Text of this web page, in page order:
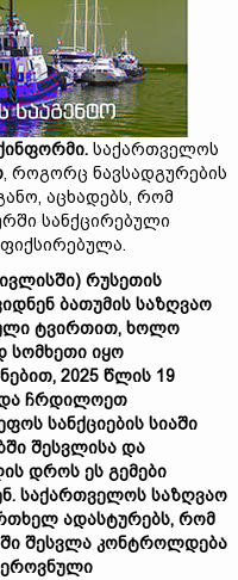
. საქართველოს
, როგორც ნავსადგურების
აცხადებს, რომ
სანქცირებული
ივლისში) რუსეთის
ბათუმის საზღვაო
ტვირთით, ხოლო
სომხეთი იყო
, 2025 წლის 19
ჩრდილოეთ
სანქციების სიაში
შესვლისა და
დროს ეს გემები
. საქართველოს საზღვაო
ადასტურებს, რომ
შესვლა კონტროლდება
ეროვნული